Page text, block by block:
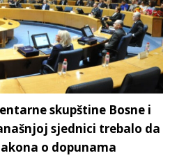
skupštine Bosne i
sjednici trebalo da
o dopunama